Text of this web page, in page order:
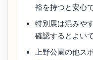
裕を持つと安心で
特別展は混みや
確認するとよいで
上野公園の他ス